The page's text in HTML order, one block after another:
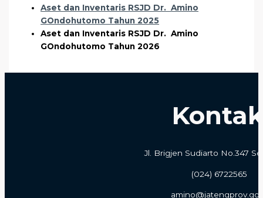
Aset dan Inventaris RSJD Dr. Amino
GOndohutomo Tahun 2025
Aset dan Inventaris RSJD Dr. Amino
GOndohutomo Tahun 2026
Jl. Brigjen Sudiarto No.347
(024) 6722565